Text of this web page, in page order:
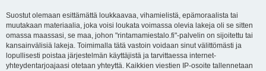
Suostut olemaan esittämättä loukkaavaa, vihamielistä, epämoraalista tai
muutakaan materiaalia, joka voisi loukata voimassa olevia lakeja oli se sitten
omassa maassasi, se maa, johon "rintamamiestalo.fi"-palvelin on sijoitettu tai
kansainvälisiä lakeja. Toimimalla tätä vastoin voidaan sinut välittömästi ja
lopullisesti poistaa järjestelmän käyttäjistä ja tarvittaessa internet-
yhteydentarjoajaasi otetaan yhteyttä. Kaikkien viestien IP-osoite tallennetaan